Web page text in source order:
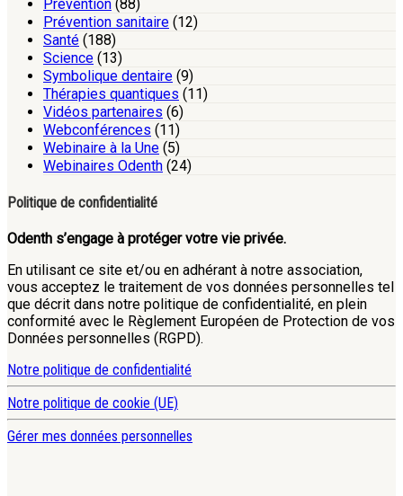
Prévention (88)
Prévention sanitaire (12)
Santé (188)
Science (13)
Symbolique dentaire (9)
Thérapies quantiques (11)
Vidéos partenaires (6)
Webconférences (11)
Webinaire à la Une (5)
Webinaires Odenth (24)
Politique de confidentialité
Odenth s’engage à protéger votre vie privée.
En utilisant ce site et/ou en adhérant à notre association,
vous acceptez le traitement de vos données personnelles tel
que décrit dans notre politique de confidentialité, en plein
conformité avec le Règlement Européen de Protection de vos
Données personnelles (RGPD).
Notre politique de confidentialité
Notre politique de cookie (UE)
Gérer mes données personnelles